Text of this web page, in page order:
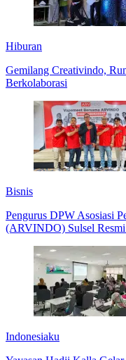
Hiburan
Gemilang Creativindo,
Berkolaborasi
Bisnis
Pengurus DPW Asosiasi
(ARVINDO) Sulsel
Indonesiaku